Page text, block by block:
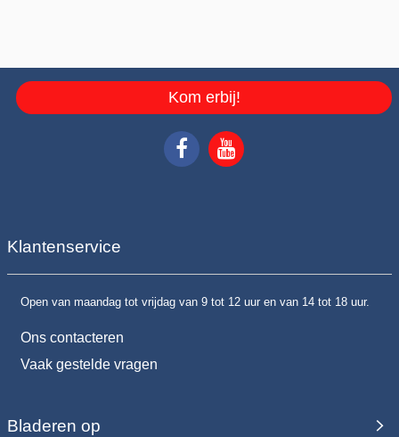
Kom erbij!
Klantenservice
Open van maandag tot vrijdag van 9 tot 12 uur en van 14 tot 18 uur.
Ons contacteren
Vaak gestelde vragen
Bladeren op